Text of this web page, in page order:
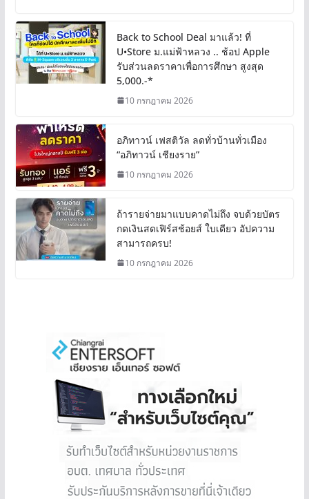
Back to School Deal มาแล้ว! ที่
U•Store ม.แม่ฟ้าหลวง .. ช้อป Apple
รับส่วนลดราคาเพื่อการศึกษา สูงสุด
5,000.-*
10 กรกฎาคม 2026
อภิทาวน์ เฟสติวัล ลดทั่วบ้านทั่วเมือง
“อภิทาวน์ เชียงราย”
10 กรกฎาคม 2026
ถ้ารายจ่ายมาแบบคาดไม่ถึง จบด้วยบัตร
กดเงินสดเฟิร์สช้อยส์ ใบเดียว อัปความ
สามารถครบ!
10 กรกฎาคม 2026